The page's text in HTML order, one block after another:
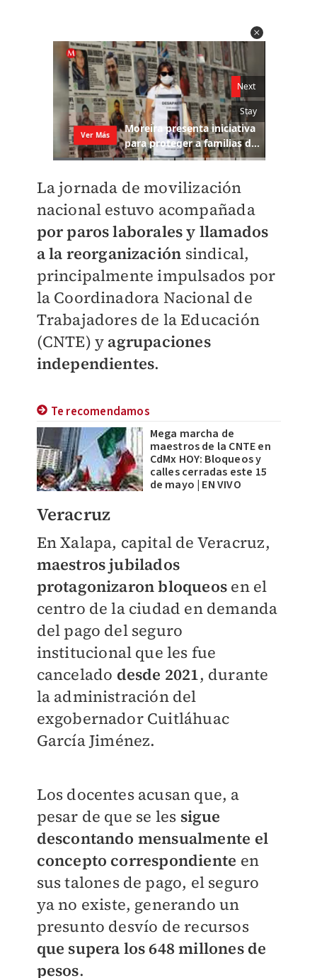
La jornada de movilización
nacional estuvo acompañada
por paros laborales y llamados
a la reorganización sindical,
principalmente impulsados por
la Coordinadora Nacional de
Trabajadores de la Educación
(CNTE) y agrupaciones
independientes.
Te recomendamos
Mega marcha de
maestros de la CNTE en
CdMx HOY: Bloqueos y
calles cerradas este 15
de mayo | EN VIVO
Veracruz
En Xalapa, capital de Veracruz,
maestros jubilados
protagonizaron bloqueos en el
centro de la ciudad en demanda
del pago del seguro
institucional que les fue
cancelado desde 2021, durante
la administración del
exgobernador Cuitláhuac
García Jiménez.
Los docentes acusan que, a
pesar de que se les sigue
descontando mensualmente el
concepto correspondiente en
sus talones de pago, el seguro
ya no existe, generando un
presunto desvío de recursos
que supera los 648 millones de
pesos.